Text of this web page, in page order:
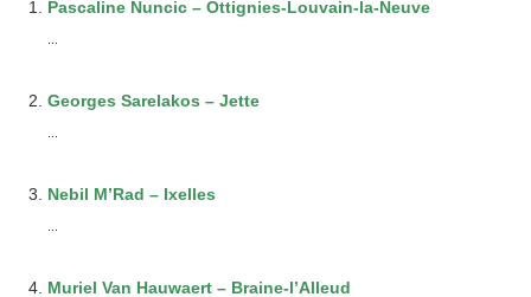
Pascaline Nuncic – Ottignies-Louvain-la-Neuve
...
Georges Sarelakos – Jette
...
Nebil M’Rad – Ixelles
...
Muriel Van Hauwaert – Braine-l’Alleud